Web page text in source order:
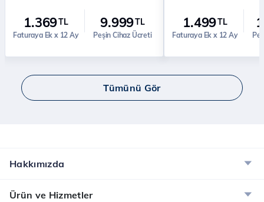
1.369TL
Faturaya Ek x 12 Ay
9.999TL
Peşin Cihaz Ücreti
1.499TL
Faturaya Ek x 12 Ay
Tümünü Gör
Hakkımızda
Ürün ve Hizmetler